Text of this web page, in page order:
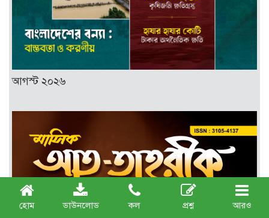
হোম ডাউনলোড কল প্রশ্ন আরও
আগস্ট ২০২৬